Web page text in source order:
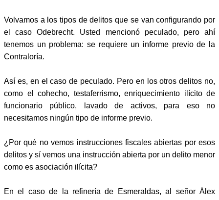
Volvamos a los tipos de delitos que se van configurando por
el caso Odebrecht. Usted mencionó peculado, pero ahí
tenemos un problema: se requiere un informe previo de la
Contraloría.
Así es, en el caso de peculado. Pero en los otros delitos no,
como el cohecho, testaferrismo, enriquecimiento ilícito de
funcionario público, lavado de activos, para eso no
necesitamos ningún tipo de informe previo.
¿Por qué no vemos instrucciones fiscales abiertas por esos
delitos y sí vemos una instrucción abierta por un delito menor
como es asociación ilícita?
En el caso de la refinería de Esmeraldas, al señor Álex